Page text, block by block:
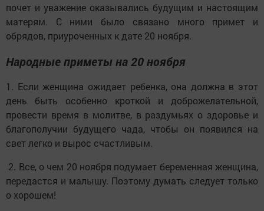
почет и уважение оказывались будущим и настоящим
матерям. С ними было связано много примет и
обрядов, приуроченных к дате 20 ноября.
Народные приметы на 20 ноября
1. Если женщина ожидает ребенка, она должна в этот
день быть особенно кроткой и доброжелательной,
провести время в молитве, в раздумьях о здоровье и
благополучии будущего чада, чтобы он появился на
свет легко и вырос счастливым.
2. Все, о чем 20 ноября подумает беременная женщина,
передастся и малышу. Поэтому думать следует только
о хорошем!